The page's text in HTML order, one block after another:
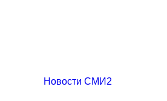
Новости СМИ2